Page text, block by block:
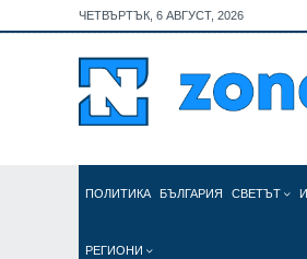
ЧЕТВЪРТЪК, 6 АВГУСТ, 2026
ПОЛИТИКА БЪЛГАРИЯ СВЕТЪТ
РЕГИОНИ